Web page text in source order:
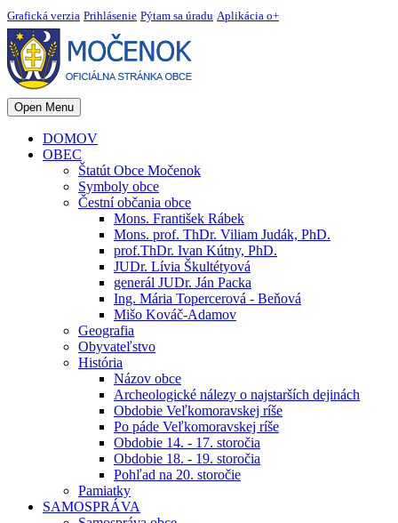
Grafická verzia Prihlásenie Pýtam sa úradu Aplikácia o+
Open Menu
DOMOV
OBEC
Štatút Obce Močenok
Symboly obce
Čestní občania obce
Mons. František Rábek
Mons. prof. ThDr. Viliam Judák, PhD.
prof.ThDr. Ivan Kútny, PhD.
JUDr. Lívia Škultétyová
generál JUDr. Ján Packa
Ing. Mária Topercerová - Beňová
Mišo Kováč-Adamov
Geografia
Obyvateľstvo
História
Názov obce
Archeologické nálezy o najstarších dejinách
Obdobie Veľkomoravskej ríše
Po páde Veľkomoravskej ríše
Obdobie 14. - 17. storočia
Obdobie 18. - 19. storočia
Pohľad na 20. storočie
Pamiatky
SAMOSPRÁVA